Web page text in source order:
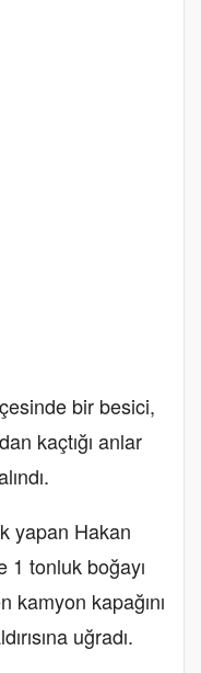
bir besici,
kaçtığı anlar
yapan Hakan
1 tonluk boğayı
kamyon kapağını
uğradı.